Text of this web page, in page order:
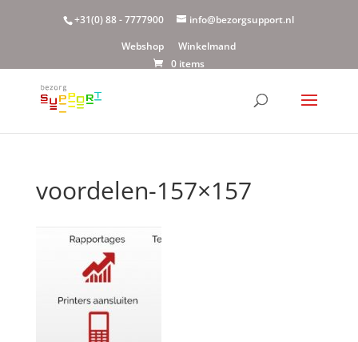
+31(0) 88 - 7777900
info@bezorgsupport.nl
Webshop
Winkelmand
0 items
voordelen-157×157